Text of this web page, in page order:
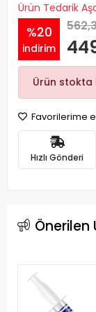
Ürün Tedarik
%20
indirim
Ürün stokta
Favorilerime
Hızlı Gönderi
Önerilen